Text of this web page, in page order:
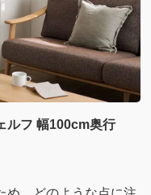
ルフ 幅100cm奥行